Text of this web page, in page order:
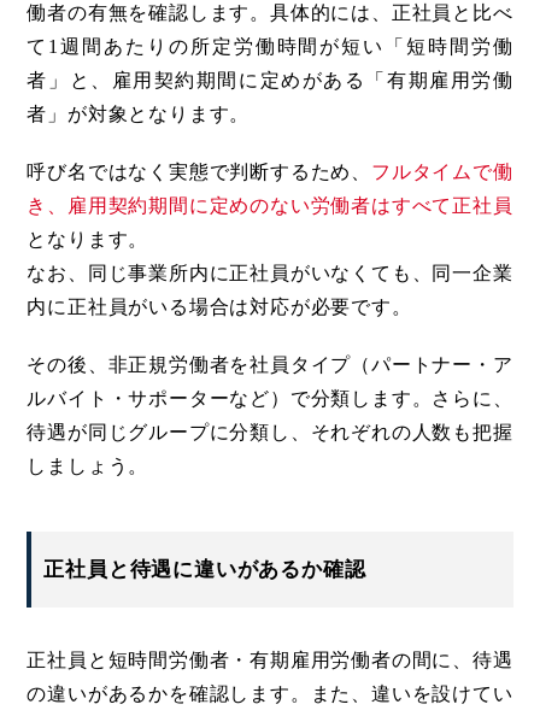
働者の有無を確認します。具体的には、正社員と比べ
て1週間あたりの所定労働時間が短い「短時間労働
者」と、雇用契約期間に定めがある「有期雇用労働
者」が対象となります。
呼び名ではなく実態で判断するため、 フルタイムで働
き、雇用契約期間に定めのない労働者はすべて正社員
となります。
なお、同じ事業所内に正社員がいなくても、同一企業
内に正社員がいる場合は対応が必要です。
その後、非正規労働者を社員タイプ（パートナー・ア
ルバイト・サポーターなど）で分類します。さらに、
待遇が同じグループに分類し、それぞれの人数も把握
しましょう。
正社員と待遇に違いがあるか確認
正社員と短時間労働者・有期雇用労働者の間に、待遇
の違いがあるかを確認します。また、違いを設けてい